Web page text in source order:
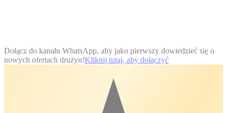
Dołącz do kanału WhatsApp, aby jako pierwszy dowiedzieć się o
nowych ofertach drużyn!Kliknij tutaj, aby dołączyć